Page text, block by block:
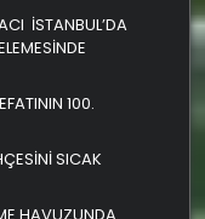
İSTANBUL’DA
100.
SICAK